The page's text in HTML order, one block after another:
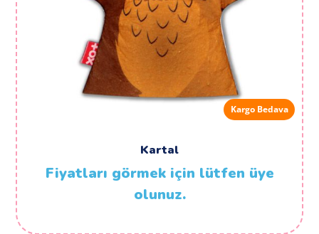
Kargo Bedava
Kartal
Fiyatları görmek için lütfen üye
olunuz.